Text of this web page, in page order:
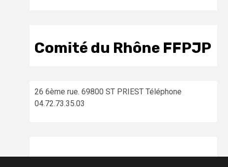
Comité du Rhône FFPJP
26 6ème rue. 69800 ST PRIEST Téléphone
04.72.73.35.03